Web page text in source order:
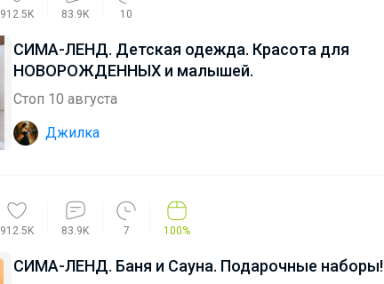
912.5K 83.9K 10
СИМА-ЛЕНД. Детская одежда. Красота для
НОВОРОЖДЕННЫХ и малышей.
Стоп 10 августа
Джилка
912.5K 83.9K 7 100%
СИМА-ЛЕНД. Баня и Сауна. Подарочные наборы!